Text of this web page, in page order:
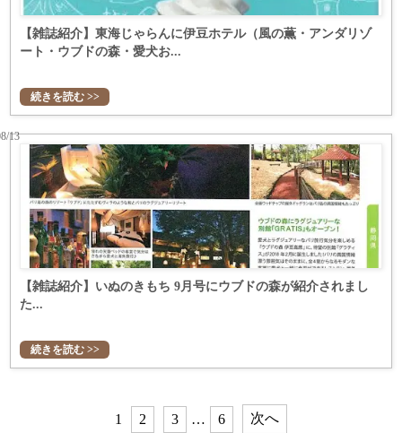
【雑誌紹介】東海じゃらんに伊豆ホテル（風の薫・アンダリゾ
ート・ウブドの森・愛犬お...
続きを読む >>
【雑誌紹介】いぬのきもち 9月号にウブドの森が紹介されまし
た...
13
続きを読む >>
1 2 3 … 6 次へ